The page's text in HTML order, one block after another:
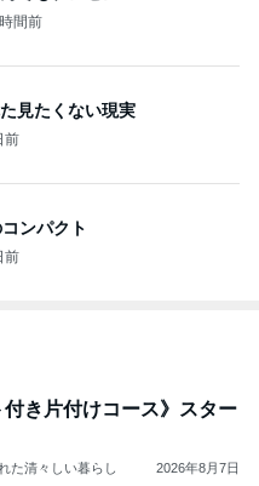
間前
見たくない現実
前
ンパクト
前
付き片付けコース》スター
た清々しい暮らし 2026年8月7日